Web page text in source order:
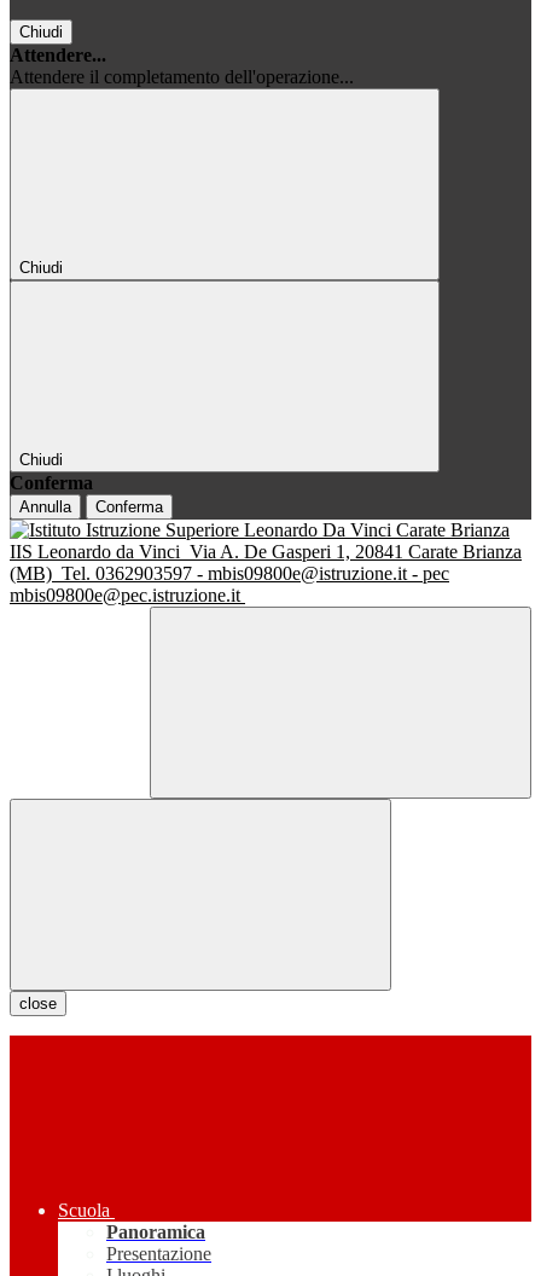
Chiudi
Attendere...
Attendere il completamento dell'operazione...
Chiudi
Chiudi
Conferma
Annulla Conferma
IIS Leonardo da Vinci Via A. De Gasperi 1, 20841 Carate Brianza
(MB) Tel. 0362903597 - mbis09800e@istruzione.it - pec
mbis09800e@pec.istruzione.it
close
Scuola
Panoramica
Presentazione